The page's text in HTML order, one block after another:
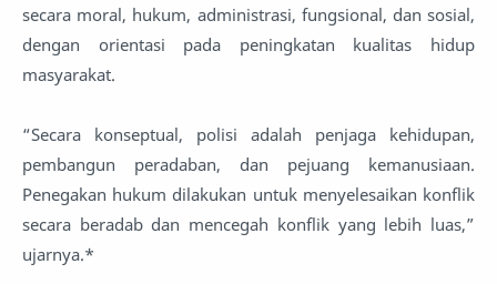
secara moral, hukum, administrasi, fungsional, dan sosial,
dengan orientasi pada peningkatan kualitas hidup
masyarakat.
“Secara konseptual, polisi adalah penjaga kehidupan,
pembangun peradaban, dan pejuang kemanusiaan.
Penegakan hukum dilakukan untuk menyelesaikan konflik
secara beradab dan mencegah konflik yang lebih luas,”
ujarnya.*